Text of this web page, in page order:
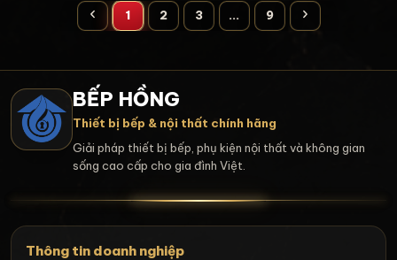
1 2 3 ... 9
BẾP HỒNG
Thiết bị bếp & nội thất chính hãng
Giải pháp thiết bị bếp, phụ kiện nội thất và không gian
sống cao cấp cho gia đình Việt.
Thông tin doanh nghiệp